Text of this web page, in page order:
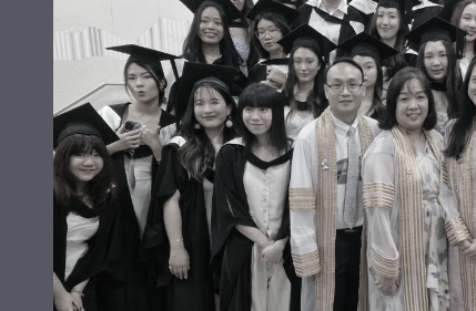
(B.Sc.)
Current Students
TICP
SSBW
Grants